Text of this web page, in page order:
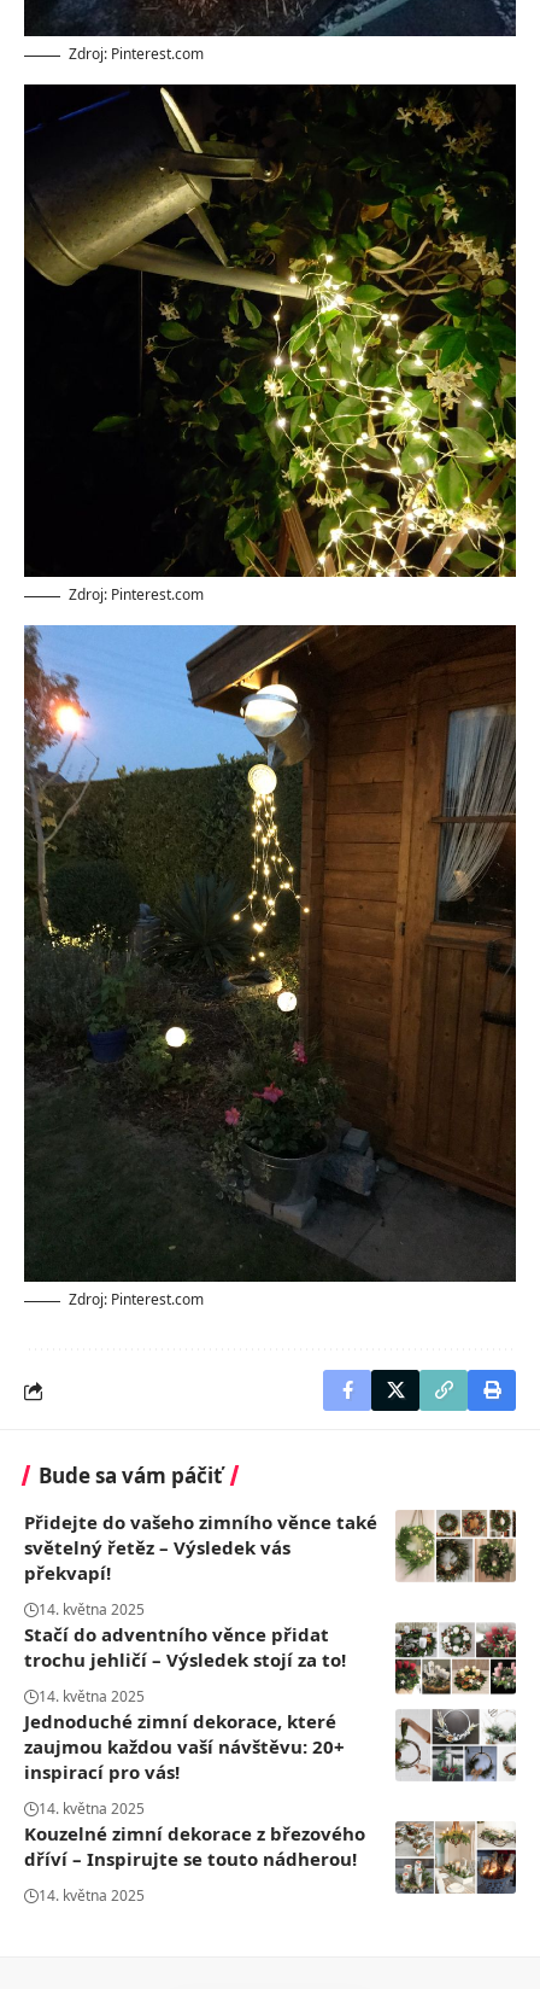
Zdroj: Pinterest.com
Zdroj: Pinterest.com
Zdroj: Pinterest.com
Bude sa vám páčiť
Přidejte do vašeho zimního věnce také
světelný řetěz – Výsledek vás
překvapí!
14. května 2025
Stačí do adventního věnce přidat
trochu jehličí – Výsledek stojí za to!
14. května 2025
Jednoduché zimní dekorace, které
zaujmou každou vaší návštěvu: 20+
inspirací pro vás!
14. května 2025
Kouzelné zimní dekorace z březového
dříví – Inspirujte se touto nádherou!
14. května 2025